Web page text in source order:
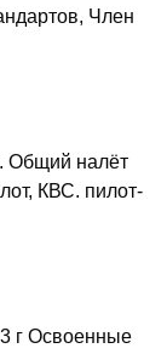
Член
Общий налёт
КВС. пилот-
г Освоенные